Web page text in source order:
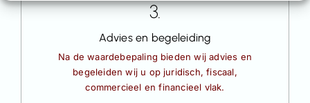
3.
Advies en begeleiding
Na de waardebepaling bieden wij advies en
begeleiden wij u op juridisch, fiscaal,
commercieel en financieel vlak.